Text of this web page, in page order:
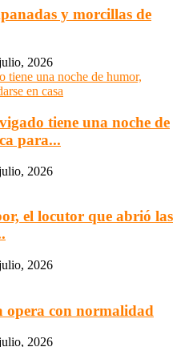
y morcillas de
2026
tiene una noche de
para...
2026
el locutor que abrió las
2026
opera con normalidad
2026